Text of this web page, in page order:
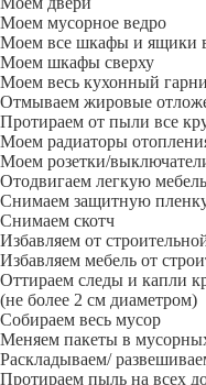
Моем мусорное ведро
Моем все шкафы и ящики
Моем шкафы сверху
Моем весь кухонный
Отмываем жировые
Протираем от пыли все
Моем радиаторы
Моем розетки/
Отодвигаем легкую
Снимаем защитную
Снимаем скотч
Избавляем от
Избавляем мебель от
Оттираем следы и капли
(не более 2 см диаметром)
Собираем весь мусор
Меняем пакеты в
Раскладываем/
Протираем пыль на всех